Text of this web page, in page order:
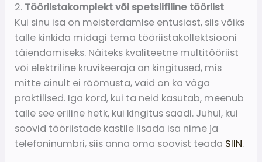
2. Tööriistakomplekt või spetsiifiline tööriist
Kui sinu isa on meisterdamise entusiast, siis võiks
talle kinkida midagi tema tööriistakollektsiooni
täiendamiseks. Näiteks kvaliteetne multitööriist
või elektriline kruvikeeraja on kingitused, mis
mitte ainult ei rõõmusta, vaid on ka väga
praktilised. Iga kord, kui ta neid kasutab, meenub
talle see eriline hetk, kui kingitus saadi. Juhul, kui
soovid tööriistade kastile lisada isa nime ja
telefoninumbri, siis anna oma soovist teada SIIN.